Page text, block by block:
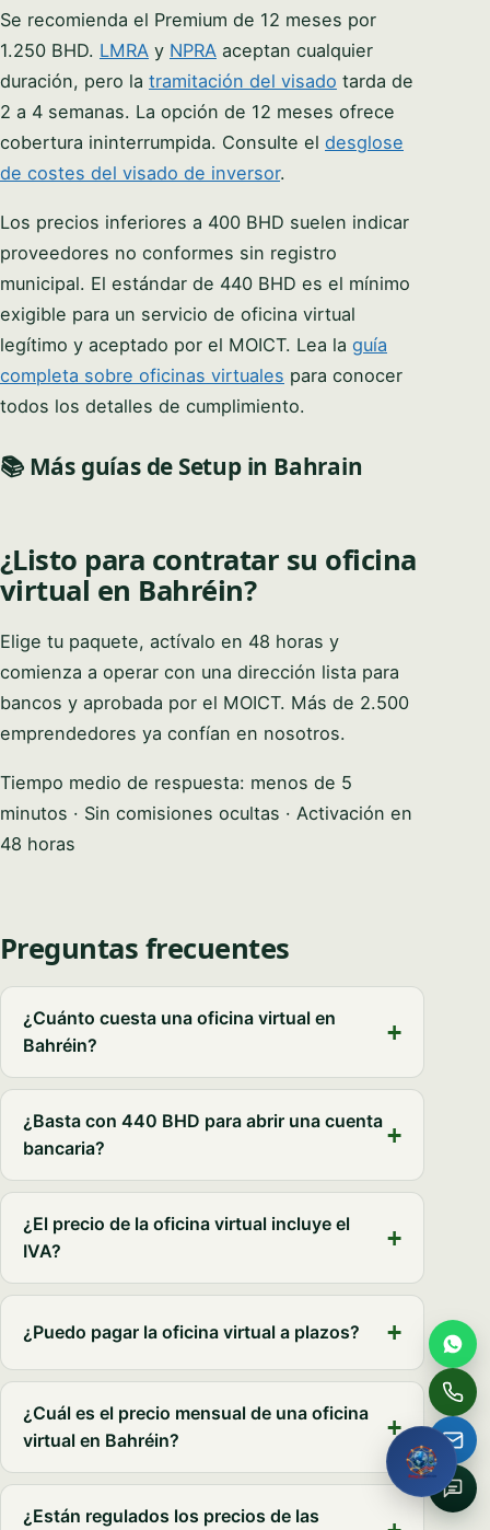
Se recomienda el Premium de 12 meses por
1.250 BHD. LMRA y NPRA aceptan cualquier
duración, pero la tramitación del visado tarda de
2 a 4 semanas. La opción de 12 meses ofrece
cobertura ininterrumpida. Consulte el desglose
de costes del visado de inversor.
Los precios inferiores a 400 BHD suelen indicar
proveedores no conformes sin registro
municipal. El estándar de 440 BHD es el mínimo
exigible para un servicio de oficina virtual
legítimo y aceptado por el MOICT. Lea la guía
completa sobre oficinas virtuales para conocer
todos los detalles de cumplimiento.
📚 Más guías de Setup in Bahrain
¿Listo para contratar su oficina
virtual en Bahréin?
Elige tu paquete, actívalo en 48 horas y
comienza a operar con una dirección lista para
bancos y aprobada por el MOICT. Más de 2.500
emprendedores ya confían en nosotros.
Tiempo medio de respuesta: menos de 5
minutos · Sin comisiones ocultas · Activación en
48 horas
Preguntas frecuentes
¿Cuánto cuesta una oficina virtual en
Bahréin?
¿Basta con 440 BHD para abrir una cuenta
bancaria?
¿El precio de la oficina virtual incluye el
IVA?
¿Puedo pagar la oficina virtual a plazos?
¿Cuál es el precio mensual de una oficina
virtual en Bahréin?
¿Están regulados los precios de las
Full name
Email
How can we help?
Request My Free
Consultation